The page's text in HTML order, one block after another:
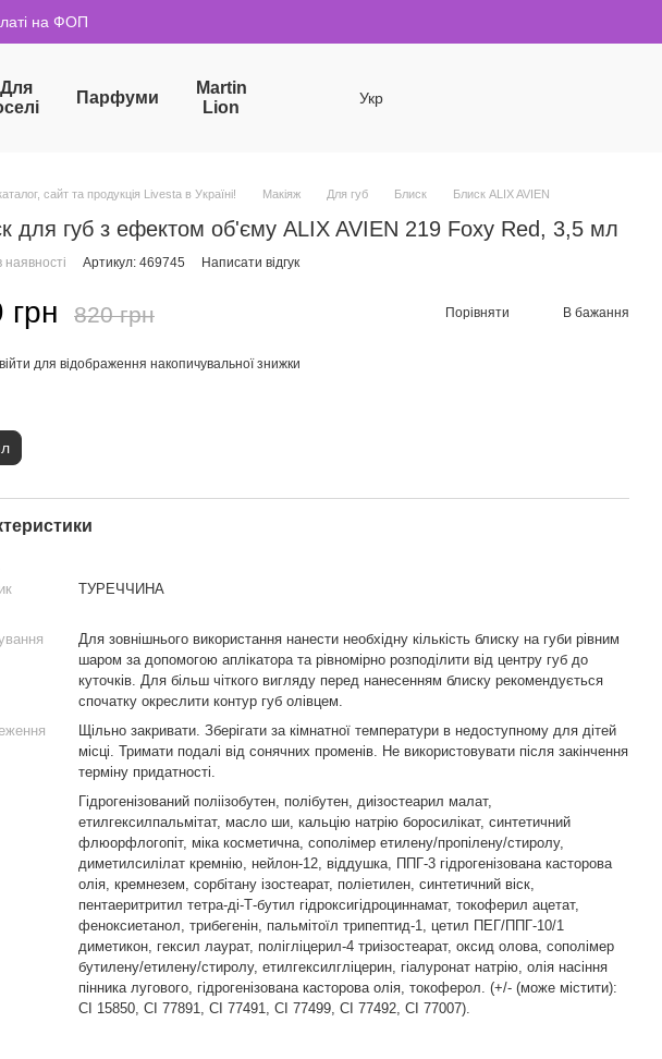
на ФОП
Для
Парфуми
Martin
Lion
Укр
сайт та продукція Livesta в Україні! Макіяж Для губ Блиск Блиск ALIX AVIEN
для губ з ефектом об'єму ALIX AVIEN 219 Foxy Red, 3,5 мл
Артикул: 469745 Написати відгук
грн 820 грн Порівняти В бажання
для відображення накопичувальної знижки
ТУРЕЧЧИНА
Для зовнішнього використання нанести необхідну кількість блиску на губи рівним
шаром за допомогою аплікатора та рівномірно розподілити від центру губ до
куточків. Для більш чіткого вигляду перед нанесенням блиску рекомендується
спочатку окреслити контур губ олівцем.
Щільно закривати. Зберігати за кімнатної температури в недоступному для дітей
місці. Тримати подалі від сонячних променів. Не використовувати після закінчення
терміну придатності.
Гідрогенізований поліізобутен, полібутен, диізостеарил малат,
етилгексилпальмітат, масло ши, кальцію натрію боросилікат, синтетичний
флюорфлогопіт, міка косметична, сополімер етилену/пропілену/стиролу,
диметилсилілат кремнію, нейлон-12, віддушка, ППГ-3 гідрогенізована касторова
олія, кремнезем, сорбітану ізостеарат, поліетилен, синтетичний віск,
пентаеритритил тетра-ді-Т-бутил гідроксигідроциннамат, токоферил ацетат,
феноксиетанол, трибегенін, пальмітоїл трипептид-1, цетил ПЕГ/ППГ-10/1
диметикон, гексил лаурат, полігліцерил-4 триізостеарат, оксид олова, сополімер
бутилену/етилену/стиролу, етилгексилгліцерин, гіалуронат натрію, олія насіння
пінника лугового, гідрогенізована касторова олія, токоферол. (+/- (може містити):
CI 15850, CI 77891, CI 77491, CI 77499, CI 77492, CI 77007).